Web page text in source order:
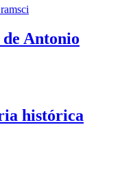
Antonio
histórica